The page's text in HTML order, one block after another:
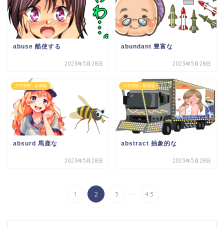
abuse 酷使する
2023年5月28日
abundant 豊富な
2023年5月28日
大学受験 - 基礎編
absurd 馬鹿な
2023年5月28日
大学受験 - 基礎編
abstract 抽象的な
2023年5月28日
1 2 3 ... 43